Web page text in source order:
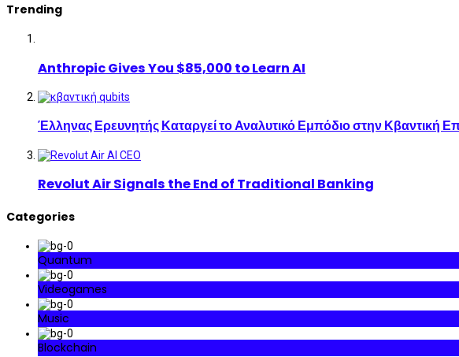
Trending
Anthropic Gives You $85,000 to Learn AI
Έλληνας Ερευνητής Καταργεί το Αναλυτικό Εμπόδιο στην Κβαντική
Revolut Air Signals the End of Traditional Banking
Categories
Quantum
Videogames
Music
Blockchain